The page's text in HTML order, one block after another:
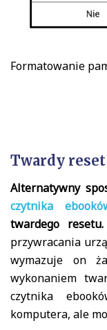
Formatowanie
Twardy
Alternatywny
czytnika
twardego resetu.
przywracania
wymazuje on
wykonaniem
czytnika
komputera, ale